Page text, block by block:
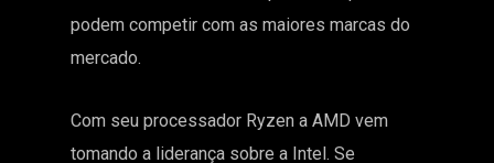
podem competir com as maiores marcas do
mercado.
Com seu processador Ryzen a AMD vem
tomando a liderança sobre a Intel. Se